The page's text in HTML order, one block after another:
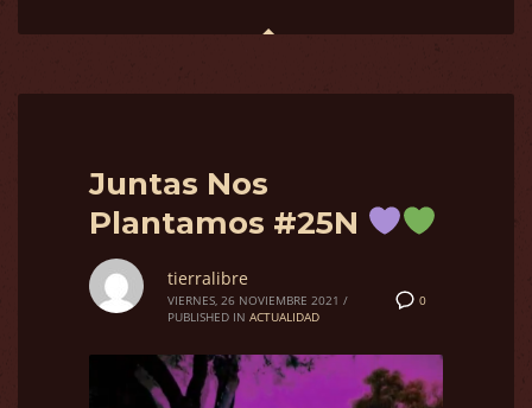
Juntas Nos
Plantamos #25N
0
tierralibre
VIERNES, 26 NOVIEMBRE 2021 /
PUBLISHED IN ACTUALIDAD